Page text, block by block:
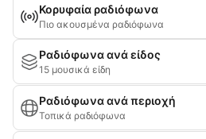
Κορυφαία ραδιόφωνα
Πιο ακουσμένα ραδιόφωνα
Ραδιόφωνα ανά είδος
15 μουσικά είδη
Ραδιόφωνα ανά περιοχή
Τοπικά ραδιόφωνα